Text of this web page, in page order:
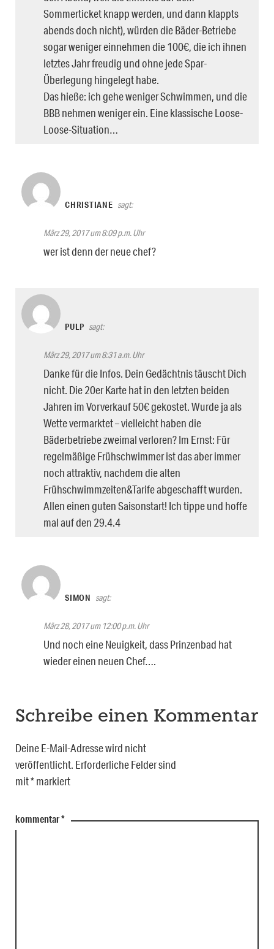
Sommerticket knapp werden, und dann klappts
abends doch nicht), würden die Bäder-Betriebe
sogar weniger einnehmen die 100€, die ich ihnen
letztes Jahr freudig und ohne jede Spar-
Überlegung hingelegt habe.
Das hieße: ich gehe weniger Schwimmen, und die
BBB nehmen weniger ein. Eine klassische Loose-
Loose-Situation…
CHRISTIANE sagt:
März 29, 2017 um 8:09 p.m. Uhr
wer ist denn der neue chef?
PULP sagt:
März 29, 2017 um 8:31 a.m. Uhr
Danke für die Infos. Dein Gedächtnis täuscht Dich
nicht. Die 20er Karte hat in den letzten beiden
Jahren im Vorverkauf 50€ gekostet. Wurde ja als
Wette vermarktet – vielleicht haben die
Bäderbetriebe zweimal verloren? Im Ernst: Für
regelmäßige Frühschwimmer ist das aber immer
noch attraktiv, nachdem die alten
Frühschwimmzeiten&Tarife abgeschafft wurden.
Allen einen guten Saisonstart! Ich tippe und hoffe
mal auf den 29.4.4
SIMON sagt:
März 28, 2017 um 12:00 p.m. Uhr
Und noch eine Neuigkeit, dass Prinzenbad hat
wieder einen neuen Chef….
Schreibe einen Kommentar
Deine E-Mail-Adresse wird nicht
veröffentlicht. Erforderliche Felder sind
mit*markiert
kommentar*